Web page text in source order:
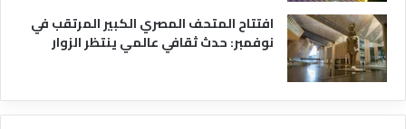
افتتاح المتحف المصري الكبير المرتقب في
نوفمبر: حدث ثقافي عالمي ينتظر الزوار